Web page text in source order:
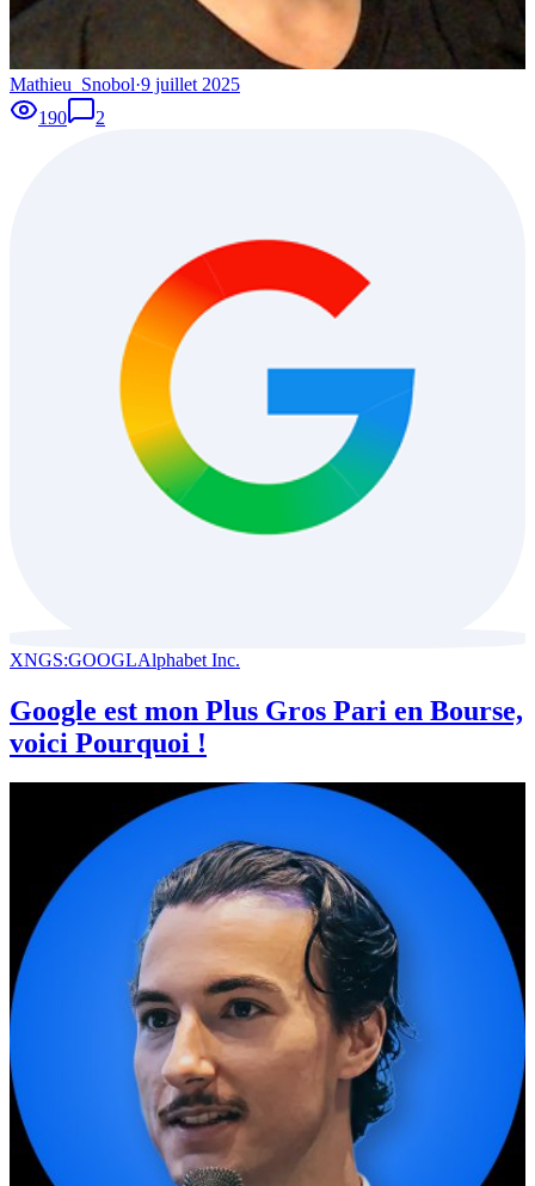
Mathieu_Snobol·9 juillet 2025
190
2
XNGS:GOOGLAlphabet Inc.
Google est mon Plus Gros Pari en Bourse,
voici Pourquoi !